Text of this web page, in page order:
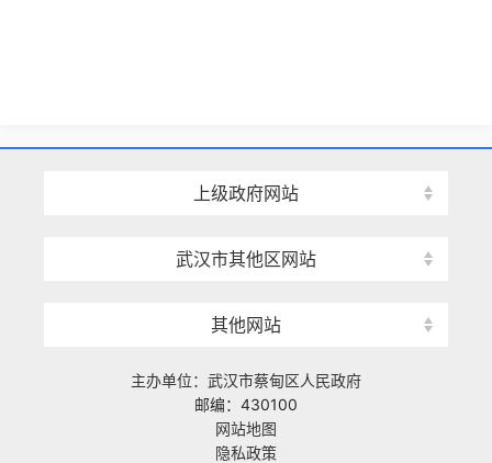
上级政府网站
武汉市其他区网站
其他网站
主办单位：武汉市蔡甸区人民政府
邮编：430100
网站地图
隐私政策